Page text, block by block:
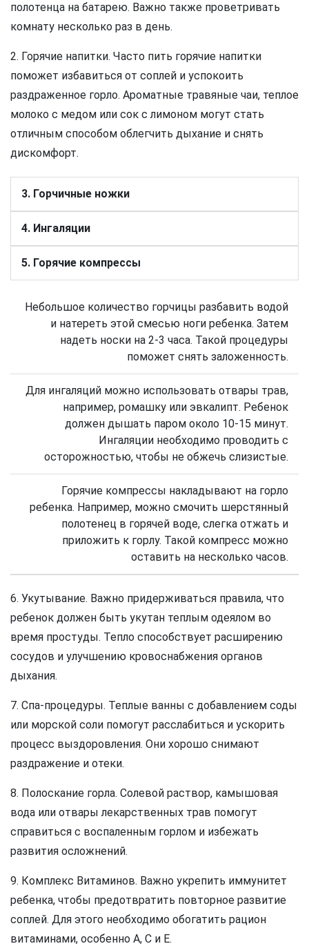
полотенца на батарею. Важно также проветривать
комнату несколько раз в день.
2. Горячие напитки. Часто пить горячие напитки
поможет избавиться от соплей и успокоить
раздраженное горло. Ароматные травяные чаи, теплое
молоко с медом или сок с лимоном могут стать
отличным способом облегчить дыхание и снять
дискомфорт.
3. Горчичные ножки
4. Ингаляции
5. Горячие компрессы
Небольшое количество горчицы разбавить водой
и натереть этой смесью ноги ребенка. Затем
надеть носки на 2-3 часа. Такой процедуры
поможет снять заложенность.
Для ингаляций можно использовать отвары трав,
например, ромашку или эвкалипт. Ребенок
должен дышать паром около 10-15 минут.
Ингаляции необходимо проводить с
осторожностью, чтобы не обжечь слизистые.
Горячие компрессы накладывают на горло
ребенка. Например, можно смочить шерстянный
полотенец в горячей воде, слегка отжать и
приложить к горлу. Такой компресс можно
оставить на несколько часов.
6. Укутывание. Важно придерживаться правила, что
ребенок должен быть укутан теплым одеялом во
время простуды. Тепло способствует расширению
сосудов и улучшению кровоснабжения органов
дыхания.
7. Спа-процедуры. Теплые ванны с добавлением соды
или морской соли помогут расслабиться и ускорить
процесс выздоровления. Они хорошо снимают
раздражение и отеки.
8. Полоскание горла. Солевой раствор, камышовая
вода или отвары лекарственных трав помогут
справиться с воспаленным горлом и избежать
развития осложнений.
9. Комплекс Витаминов. Важно укрепить иммунитет
ребенка, чтобы предотвратить повторное развитие
соплей. Для этого необходимо обогатить рацион
витаминами, особенно А, С и Е.